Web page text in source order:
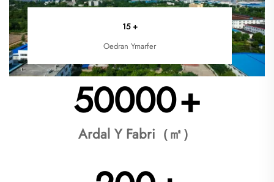
15 +
Oedran Ymarfer
50000+
Ardal Y Fabri（㎡）